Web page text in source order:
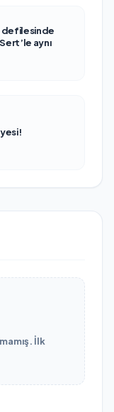
defilesinde
aynı
İlk